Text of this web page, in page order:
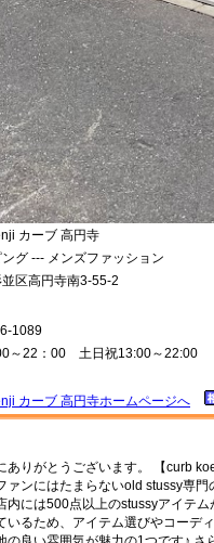
カーブ 高円寺
グ --- メンズファッション
区高円寺南3-55-2
1089
～22：00 土日祝13:00～22:00
カーブ 高円寺ホームページへ
ありがとうございます。 【curb
ァンにはたまらないold stussy専
内には500点以上のstussyアイテ
いるため、アイテム選びやコーデ